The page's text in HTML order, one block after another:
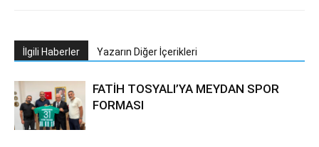
İlgili Haberler Yazarın Diğer İçerikleri
FATİH TOSYALI’YA MEYDAN SPOR
FORMASI